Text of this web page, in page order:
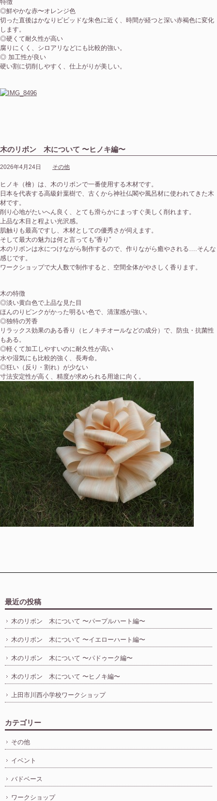
特徴
◎鮮やかな赤〜オレンジ色
切った直後はかなりビビッドな朱色に近く、時間が経つと深い赤褐色に変化
します。
◎硬くて耐久性が高い
腐りにくく、シロアリなどにも比較的強い。
◎ 加工性が良い
硬い割に切削しやすく、仕上がりが美しい。
木のリボン 木について 〜ヒノキ編〜
2026年4月24日 その他
ヒノキ（檜）は、木のリボンで一番使用する木材です。
日本を代表する高級針葉樹で、古くから神社仏閣や風呂材に使われてきた木
材です。
削り心地がたいへん良く、とても滑らかにまっすぐ美しく削れます。
上品な木目と程よい光沢感。
肌触りも最高ですし、木材としての優秀さが伺えます。
そして最大の魅力は何と言っても“香り”
木のリボンは水につけながら制作するので、作りながら癒やされる….そんな
感じです。
ワークショップで大人数で制作すると、空間全体がやさしく香ります。
木の特徴
◎淡い黄白色で上品な見た目
ほんのりピンクがかった明るい色で、清潔感が強い。
◎独特の芳香
リラックス効果のある香り（ヒノキチオールなどの成分）で、防虫・抗菌性
もある。
◎軽くて加工しやすいのに耐久性が高い
水や湿気にも比較的強く、長寿命。
◎狂い（反り・割れ）が少ない
寸法安定性が高く、精度が求められる用途に向く。
最近の投稿
木のリボン 木について 〜パープルハート編〜
木のリボン 木について 〜イエローハート編〜
木のリボン 木について 〜パドゥーク編〜
木のリボン 木について 〜ヒノキ編〜
上田市川西小学校ワークショップ
カテゴリー
その他
イベント
バドベース
ワークショップ